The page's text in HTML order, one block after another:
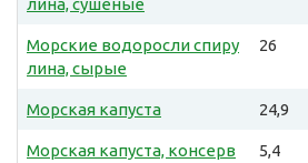
лина, сушеные
Морские водоросли спиру
лина, сырые
26
Морская капуста 24,9
Морская капуста, консерв
5,4